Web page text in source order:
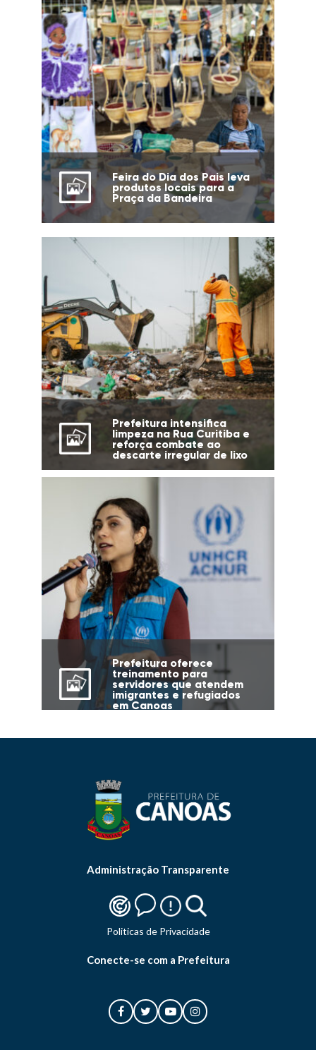
Feira do Dia dos Pais leva
produtos locais para a
Praça da Bandeira
Prefeitura intensifica
limpeza na Rua Curitiba e
reforça combate ao
descarte irregular de lixo
Prefeitura oferece
treinamento para
servidores que atendem
imigrantes e refugiados
em Canoas
Administração Transparente
Politicas de Privacidade
Conecte-se com a Prefeitura